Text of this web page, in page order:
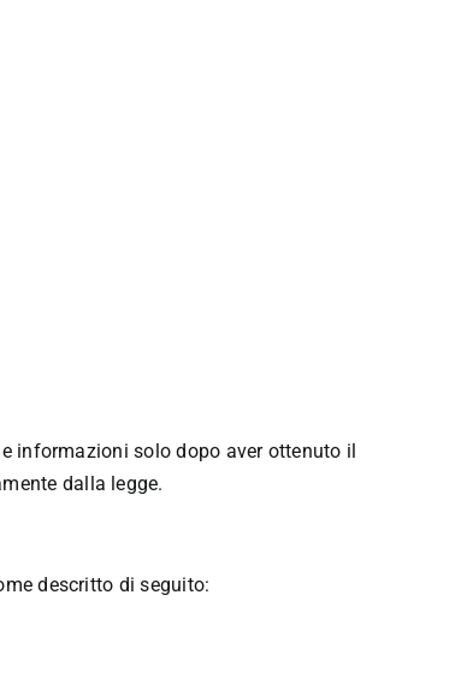
informazioni solo dopo aver ottenuto il
dalla legge.
descritto di seguito: